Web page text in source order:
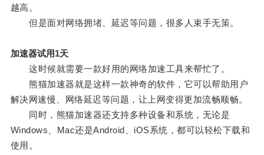
越高。
但是面对网络拥堵、延迟等问题，很多人束手无策。
加速器试用1天
这时候就需要一款好用的网络加速工具来帮忙了。
熊猫加速器就是这样一款神奇的软件，它可以帮助用户
解决网速慢、网络延迟等问题，让上网变得更加流畅顺畅。
同时，熊猫加速器还支持多种设备和系统，无论是
Windows、Mac还是Android、iOS系统，都可以轻松下载和
使用。